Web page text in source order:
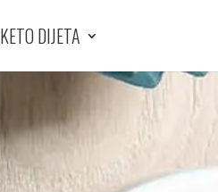
KETO DIJETA